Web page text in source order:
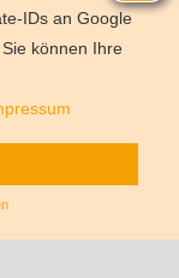
Florida
IDs an Google
können Ihre